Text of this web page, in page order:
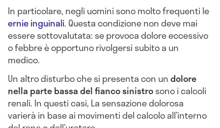
In particolare, negli uomini sono molto frequenti le
ernie inguinali. Questa condizione non deve mai
essere sottovalutata: se provoca dolore eccessivo
o febbre è opportuno rivolgersi subito a un
medico.
Un altro disturbo che si presenta con undolore
nella parte bassa del fianco sinistrosono i calcoli
renali. In questi casi, La sensazione dolorosa
varierà in base ai movimenti del calcolo all’interno